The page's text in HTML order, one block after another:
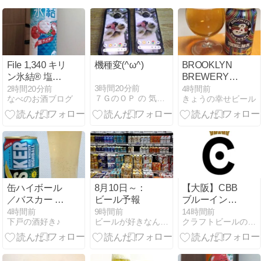
File 1,340 キリ
ン氷結® 塩ラ
イチ（期間限
定） のお話
2時間20分前
なべのお酒ブログ
機種変(^ω^)
3時間20分前
７ＧのＯＰ の 気ままに
BROOKLYN
BREWERY
THE
STONEWALL
INN IPA
4時間前
きょうの幸せビール
缶ハイボール
／バスカー ア
イリッシュウ
イスキーハイ
ボール レモン
4時間前
下戸の酒好き♪
8月10日～：
ビール予報
9時間前
ビールが好きなんです。
【大阪】CBB
ブルーイング
ラボ：「ウィ
キッドエー
ル」を樽で飲
14時間前
クラフトビールのことならビアナビ